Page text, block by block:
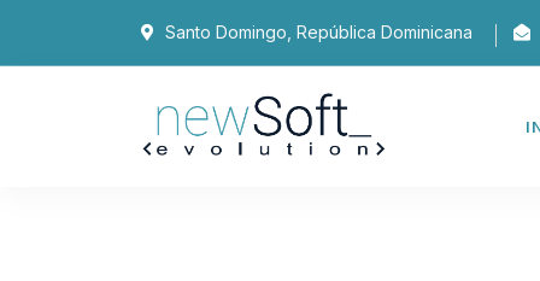
Santo Domingo, República Dominicana